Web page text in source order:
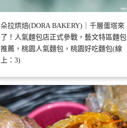
朵拉烘焙(DORA BAKERY)｜千層蛋塔來
了！人氣麵包店正式參戰，藝文特區麵包
推薦，桃園人氣麵包，桃園好吃麵包(線
上：3)